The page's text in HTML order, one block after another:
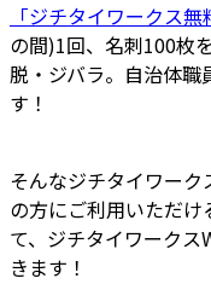
「ジチタイワークス無
の間)1回、名刺100枚
脱・ジバラ。自治体職
す！
そんなジチタイワー
の方にご利用いただ
て、ジチタイワークス
きます！